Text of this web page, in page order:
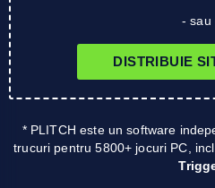
- sau
DISTRIBUIE
* PLITCH este un software
trucuri pentru 5800+ jocuri PC,